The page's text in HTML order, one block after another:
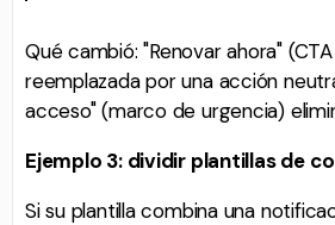
Qué cambió: "Renovar ahora"
reemplazada por una acción
acceso" (marco de urgencia)
Ejemplo 3: dividir plantillas de
Si su plantilla combina una